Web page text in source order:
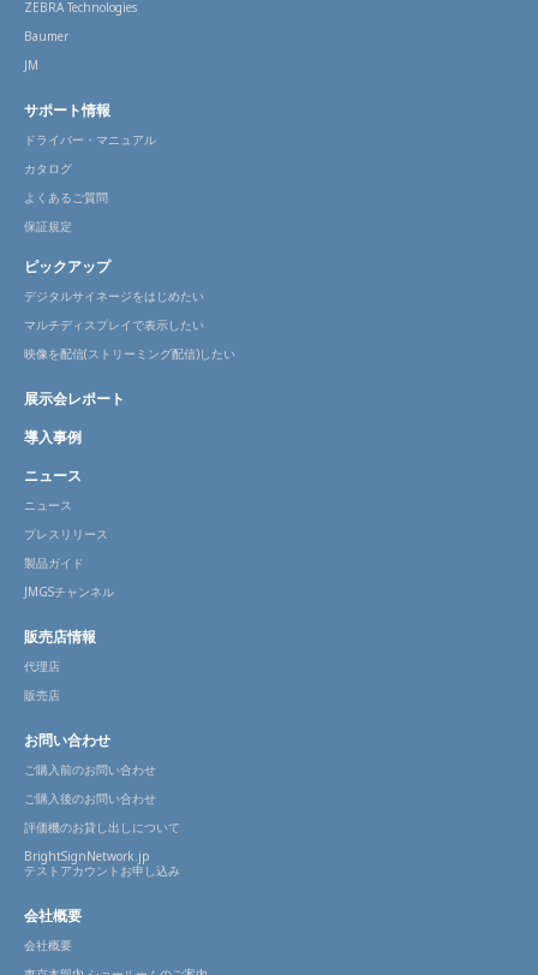
ZEBRA Technologies
Baumer
JM
サポート情報
ドライバー・マニュアル
カタログ
よくあるご質問
保証規定
ピックアップ
デジタルサイネージをはじめたい
マルチディスプレイで表示したい
映像を配信(ストリーミング配信)したい
展示会レポート
導入事例
ニュース
ニュース
プレスリリース
製品ガイド
JMGSチャンネル
販売店情報
代理店
販売店
お問い合わせ
ご購入前のお問い合わせ
ご購入後のお問い合わせ
評価機のお貸し出しについて
BrightSignNetwork.jp
テストアカウントお申し込み
会社概要
会社概要